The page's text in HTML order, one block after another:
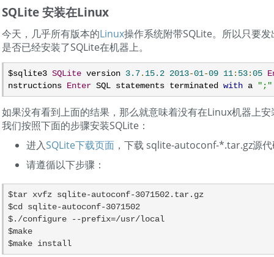
SQLite 安装在Linux
今天，几乎所有版本的Linux操作系统附带SQLite。所以只要
是否已经安装了SQLite在机器上。
$sqlite3 SQLite version 3.7. 15.2 2013-01-09 11: 53:05
nstructions Enter SQL statements terminated with a ";"
如果没有看到上面的结果，那么就意味着没有在Linux机器上
我们按照下面的步骤安装SQLite：
进入SQLite下载页面 ，下载 sqlite-autoconf-*.tar.gz源
请遵循以下步骤：
$tar xvfz sqlite-autoconf-3071502.tar.gz
$cd sqlite-autoconf-3071502
$./configure --prefix=/usr/local
$make